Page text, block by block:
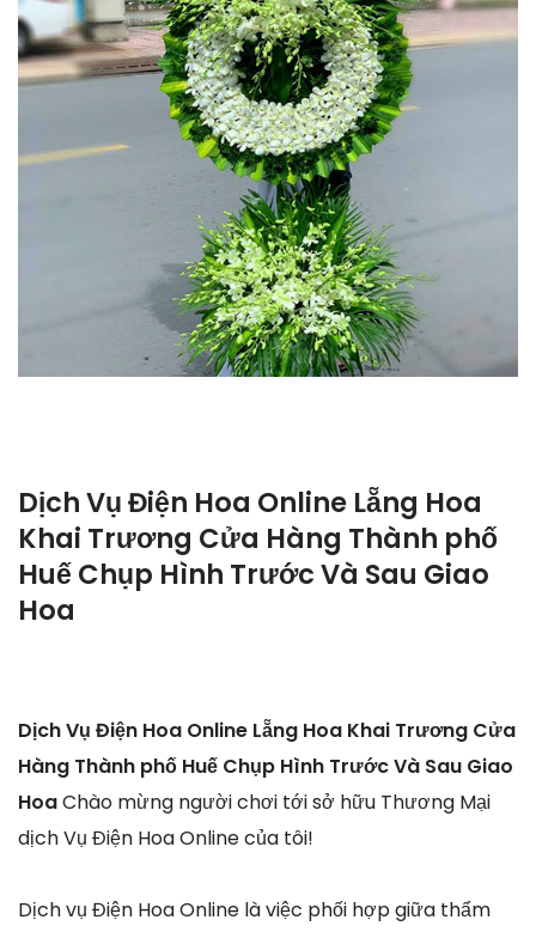
Dịch Vụ Điện Hoa Online Lẵng Hoa
Khai Trương Cửa Hàng Thành phố
Huế Chụp Hình Trước Và Sau Giao
Hoa
Dịch Vụ Điện Hoa Online Lẵng Hoa Khai Trương Cửa
Hàng Thành phố Huế Chụp Hình Trước Và Sau Giao
HoaChào mừng người chơi tới sở hữu Thương Mại
dịch Vụ Điện Hoa Online của tôi!
Dịch vụ Điện Hoa Online là việc phối hợp giữa thẩm